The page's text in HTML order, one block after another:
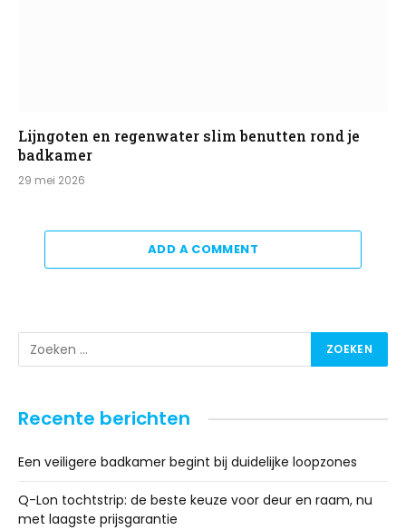
Lijngoten en regenwater slim benutten rond je
badkamer
29 mei 2026
ADD A COMMENT
Recente berichten
Een veiligere badkamer begint bij duidelijke loopzones
Q-Lon tochtstrip: de beste keuze voor deur en raam, nu
met laagste prijsgarantie